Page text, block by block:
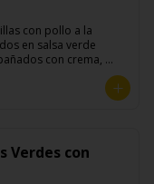
con pollo a la
en salsa verde
con crema,
Verdes con